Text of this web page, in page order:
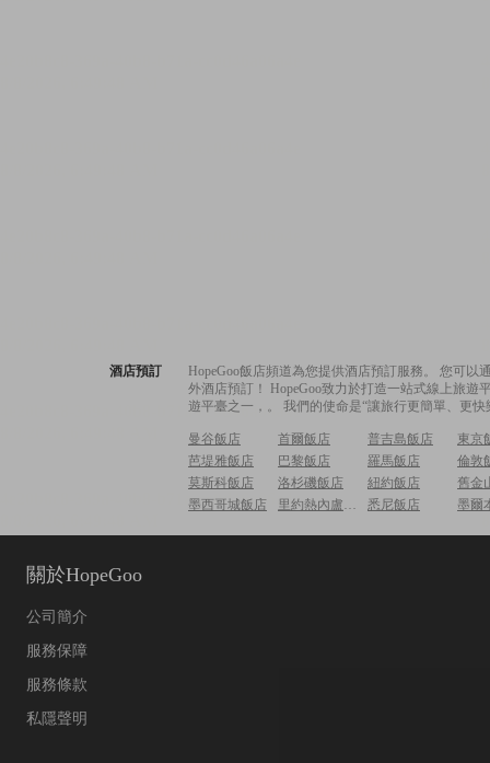
酒店預訂
HopeGoo飯店頻道為您提供酒店預訂服務。 您可
外酒店預訂！ HopeGoo致力於打造一站式線上旅
遊平臺之一，。 我們的使命是“讓旅行更簡單、更
曼谷飯店 首爾飯店 普吉島飯店
東京
芭堤雅飯店
巴黎飯店 羅馬飯店
倫敦
莫斯科飯店
洛杉磯飯店 紐約飯店
舊金
墨西哥城飯店
里約熱內盧飯店 悉尼飯店 墨爾
關於HopeGoo
公司簡介
服務保障
服務條款
私隱聲明